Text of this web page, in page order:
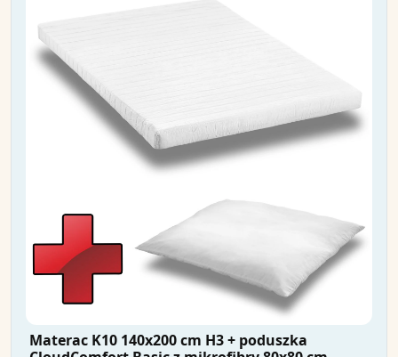
Materac K10 140x200 cm H3 + poduszka